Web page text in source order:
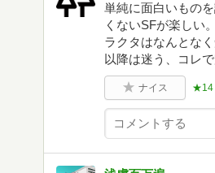
単純に面白いもの
くないSFが楽しい
ラクタはなんとな
以降は迷う、コレ
ナイス ★14